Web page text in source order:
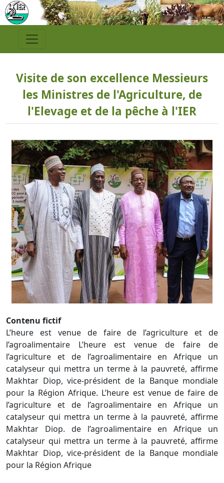
Visite de son excellence Messieurs
les Ministres de l'Agriculture, de
l'Elevage et de la pêche à l'IER
Contenu fictif
L’heure est venue de faire de l’agriculture et de
l’agroalimentaire L’heure est venue de faire de
l’agriculture et de l’agroalimentaire en Afrique un
catalyseur qui mettra un terme à la pauvreté, affirme
Makhtar Diop, vice-président de la Banque mondiale
pour la Région Afrique. L’heure est venue de faire de
l’agriculture et de l’agroalimentaire en Afrique un
catalyseur qui mettra un terme à la pauvreté, affirme
Makhtar Diop. de l’agroalimentaire en Afrique un
catalyseur qui mettra un terme à la pauvreté, affirme
Makhtar Diop, vice-président de la Banque mondiale
pour la Région Afrique